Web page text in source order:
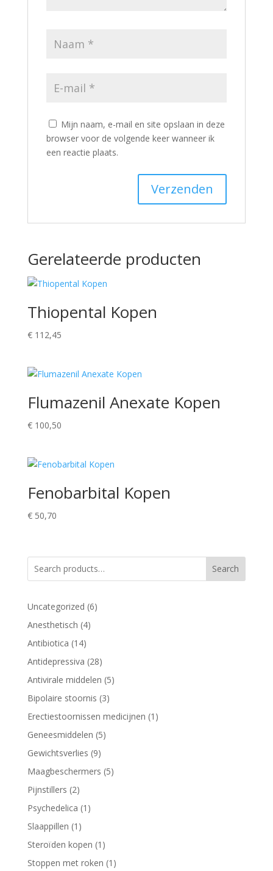
Mijn naam, e-mail en site opslaan in deze
browser voor de volgende keer wanneer ik
een reactie plaats.
Gerelateerde producten
Thiopental Kopen
€112,45
Flumazenil Anexate Kopen
€100,50
Fenobarbital Kopen
€50,70
Search
Uncategorized 66
Anesthetisch 44
Antibiotica 1414
producten
Antidepressiva 2828
producten
Antivirale middelen 55
Bipolaire stoornis 33
producten
Erectiestoornissen medicijnen 1 1
Geneesmiddelen 55
Gewichtsverlies 99
producten
Maagbeschermers 55
Pijnstillers 22
producten
Psychedelica 1 1
Slaappillen 1 1
product
Steroïden kopen 1 1
product
Stoppen met roken 1 1